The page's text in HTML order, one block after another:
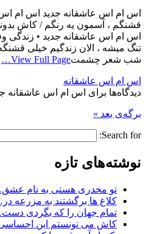
اس ام اس عاشقانه جدید اس ام
قشنگم ، آسمون یه رنگم / کاش
اس ام اس عاشقانه جدید • زندگی
تنگ میشه ، الان زندگیم خیلی
شب شعر چشمتView Full Page…
اس ام اس عاشقانه
دیدگاه‌ها برای اس ام اس عاشقانه
برگه‌ی بعد »
Search for:
نوشته‌های تازه
تو مخدری هستی به نام
کلاغ ها برگشتند به مزرعه
تمام جهان را که بگردی
کاش می تونستم این